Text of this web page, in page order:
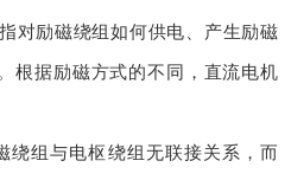
对励磁绕组如何供电、产生励磁
根据励磁方式的不同，直流电机
绕组与电枢绕组无联接关系，而